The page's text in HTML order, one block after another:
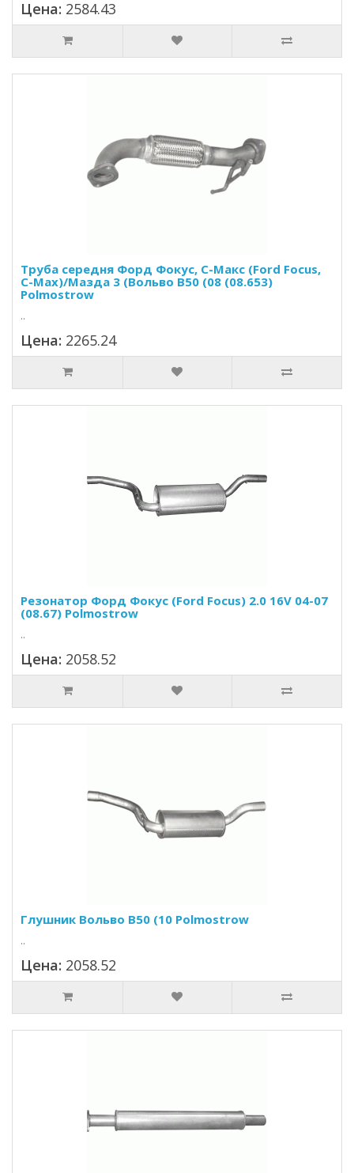
Цена: 2584.43
Труба середня Форд Фокус, С-Макс (Ford Focus,
C-Max)/Мазда 3 (Вольво В50 (08 (08.653)
Polmostrow
..
Цена: 2265.24
Резонатор Форд Фокус (Ford Focus) 2.0 16V 04-07
(08.67) Polmostrow
..
Цена: 2058.52
Глушник Вольво В50 (10 Polmostrow
..
Цена: 2058.52